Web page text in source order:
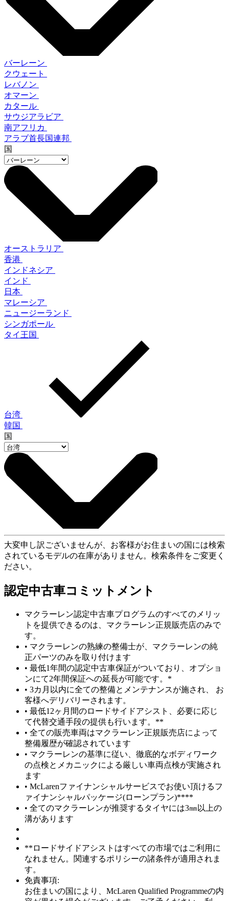
バーレーン
クウェート
レバノン
オマーン
カタール
サウジアラビア
南アフリカ
アラブ首長国連邦
国
オーストラリア
香港
インドネシア
インド
日本
マレーシア
ニュージーランド
シンガポール
タイ王国
台湾
韓国
国
大変申し訳ございませんが、お客様がお住まいの国には検索
されているモデルの在庫がありません。検索条件をご変更く
ださい。
認定中古車コミットメント
マクラーレン認定中古車プログラムのすべてのメリッ
トを提供できるのは、マクラーレン正規販売店のみで
す。
• マクラーレンの熟練の整備士が、マクラーレンの純
正パーツのみを取り付けます
• 最低1年間の認定中古車保証がついており、オプショ
ンにて2年間保証への延長が可能です。*
• 3カ月以内に全ての整備とメンテナンスが施され、 お
客様へデリバリーされます。
• 最低12ヶ月間のロードサイドアシスト、必要に応じ
て代替交通手段の提供も行います。**
• 全ての販売車両はマクラーレン正規販売店によって
整備履歴が確認されています
• マクラーレンの基準に従い、徹底的なボディワーク
の点検とメカニックによる厳しい車両点検が実施され
ます
• McLarenファイナンシャルサービスでお使い頂けるフ
ァイナンシャルパッケージ(ローンプラン)****
• 全てのマクラーレンが推奨するタイヤには3㎜以上の
溝があります
**ロードサイドアシストはすべての市場ではご利用に
なれません。関連するポリシーの諸条件が適用されま
す。
免責事項:
お住まいの国により、McLaren Qualified Programmeの内